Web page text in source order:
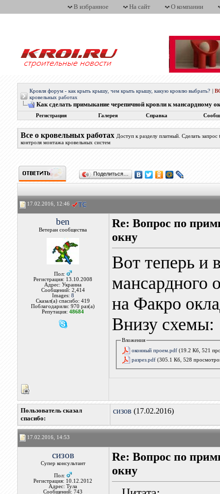
В избранное На сайт О компании
Кровля форум - как крыть крышу, чем крыть крышу, какую кровлю выбрать?
кровельных работах
Как сделать примыкание черепичной кровли к мансардному
Регистрация Галерея Справка
Все о кровельных работах Доступ к разделу платный. Сделать
контроля монтажа кровельных систем
Поделиться…
17.02.2016, 12:46
ben
Ветеран сообщества
Пол:
Регистрация: 13.10.2008
Адрес: Украина
Сообщений: 2,414
Images: 8
Сказал(а) спасибо: 419
Поблагодарили: 970 раз(а)
Репутация:48684
Re: Вопрос по
окну
Вот теперь и
мансардного
на Факро
Внизу схемы:
Вложения
оконный проем.pdf (19.2 Кб, 521
разрез.pdf (305.1 Кб, 528
Пользователь сказал
cпасибо:
сизов (17.02.2016)
17.02.2016, 14:53
сизов
Супер консультант
Пол:
Регистрация: 10.12.2012
Адрес: Тула
Сообщений: 743
Re: Вопрос по
окну